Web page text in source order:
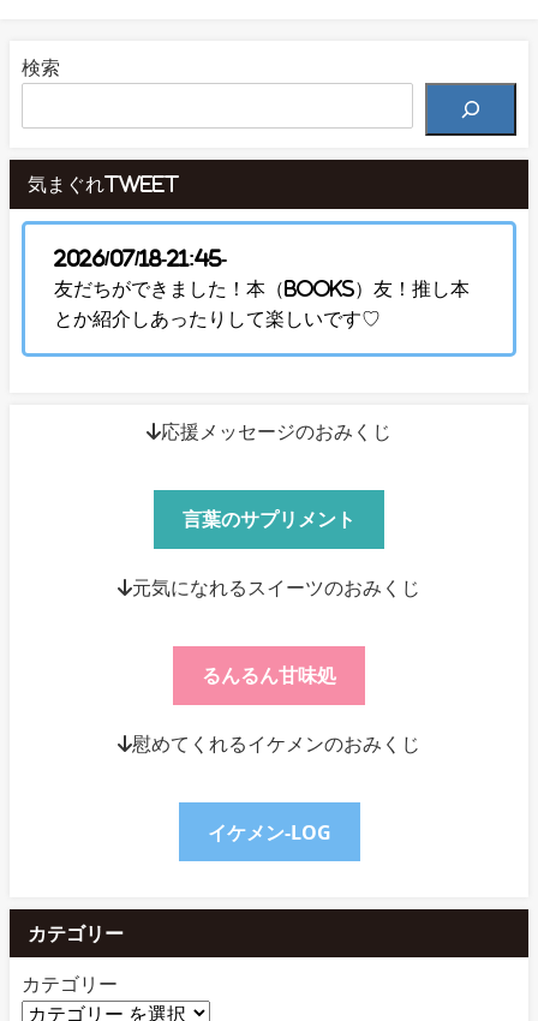
検索
気まぐれTweet
2026/07/18-21:45-
友だちができました！本（Books）友！推し本
とか紹介しあったりして楽しいです♡
↓応援メッセージのおみくじ
言葉のサプリメント
↓元気になれるスイーツのおみくじ
るんるん甘味処
↓慰めてくれるイケメンのおみくじ
イケメン-LOG
カテゴリー
カテゴリー